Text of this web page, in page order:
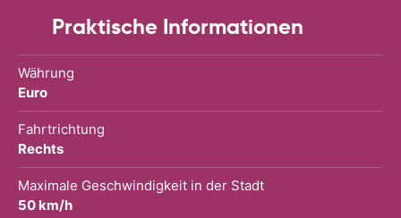
Praktische Informationen
Währung
Euro
Fahrtrichtung
Rechts
Maximale Geschwindigkeit in der Stadt
50 km/h